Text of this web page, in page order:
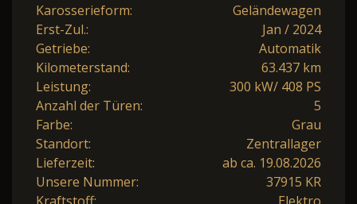
Karosserieform:
Geländewagen
Erst-Zul.:
Jan / 2024
Getriebe:
Automatik
Kilometerstand:
63.437 km
Leistung:
300 kW/ 408 PS
Anzahl der Türen:
5
Farbe:
Grau
Standort:
Zentrallager
Lieferzeit:
ab ca. 19.08.2026
Unsere Nummer:
37915 KR